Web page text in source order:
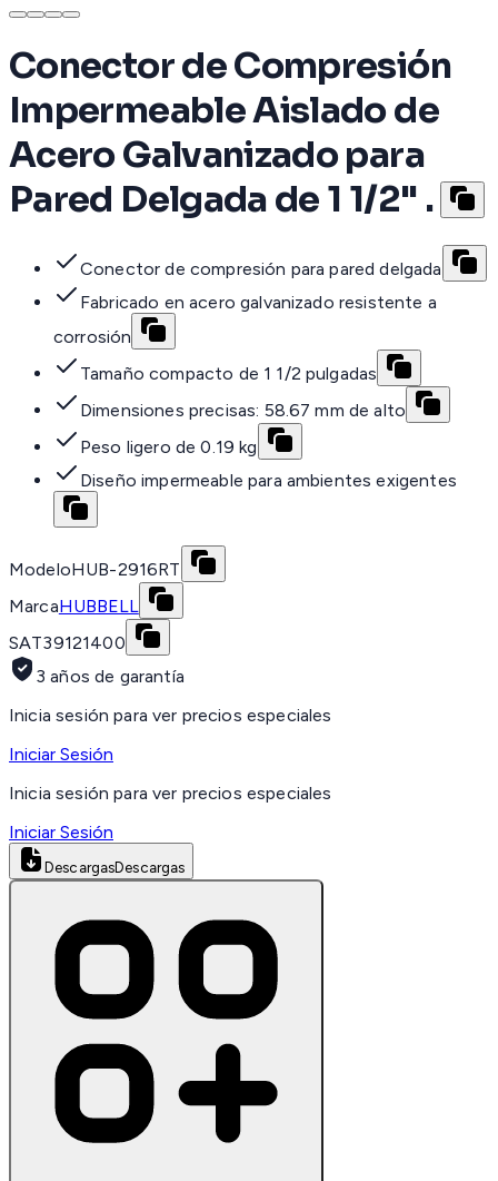
Conector de Compresión
Impermeable Aislado de
Acero Galvanizado para
Pared Delgada de 1 1/2" .
Conector de compresión para pared delgada
Fabricado en acero galvanizado resistente a
corrosión
Tamaño compacto de 1 1/2 pulgadas
Dimensiones precisas: 58.67 mm de alto
Peso ligero de 0.19 kg
Diseño impermeable para ambientes exigentes
ModeloHUB-2916RT
MarcaHUBBELL
SAT39121400
3 años de garantía
Inicia sesión para ver precios especiales
Iniciar Sesión
Inicia sesión para ver precios especiales
Iniciar Sesión
DescargasDescargas